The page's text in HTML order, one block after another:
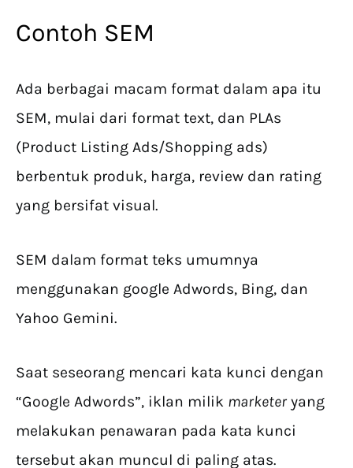
Contoh SEM
Ada berbagai macam format dalam apa itu
SEM, mulai dari format text, dan PLAs
(Product Listing Ads/Shopping ads)
berbentuk produk, harga, review dan rating
yang bersifat visual.
SEM dalam format teks umumnya
menggunakan google Adwords, Bing, dan
Yahoo Gemini.
Saat seseorang mencari kata kunci dengan
“Google Adwords”, iklan milik marketer yang
melakukan penawaran pada kata kunci
tersebut akan muncul di paling atas.